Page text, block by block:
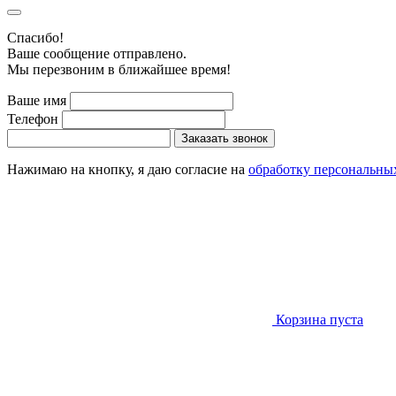
Cпасибо!
Ваше сообщение отправлено.
Мы перезвоним в ближайшее время!
Ваше имя
Телефон
Заказать звонок
Нажимаю на кнопку, я даю согласие на обработку
Корзина пуста